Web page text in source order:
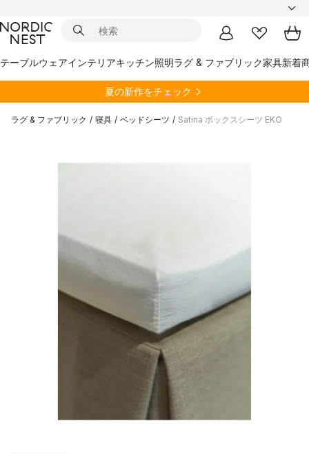
テーブルウェアインテリアキッチン照明ラグ & ファブリック家具新着
夏の新作をチェック
ラグ & ファブリック / 寝具 / ベッドシーツ / Satina ボックスシーツ EKO